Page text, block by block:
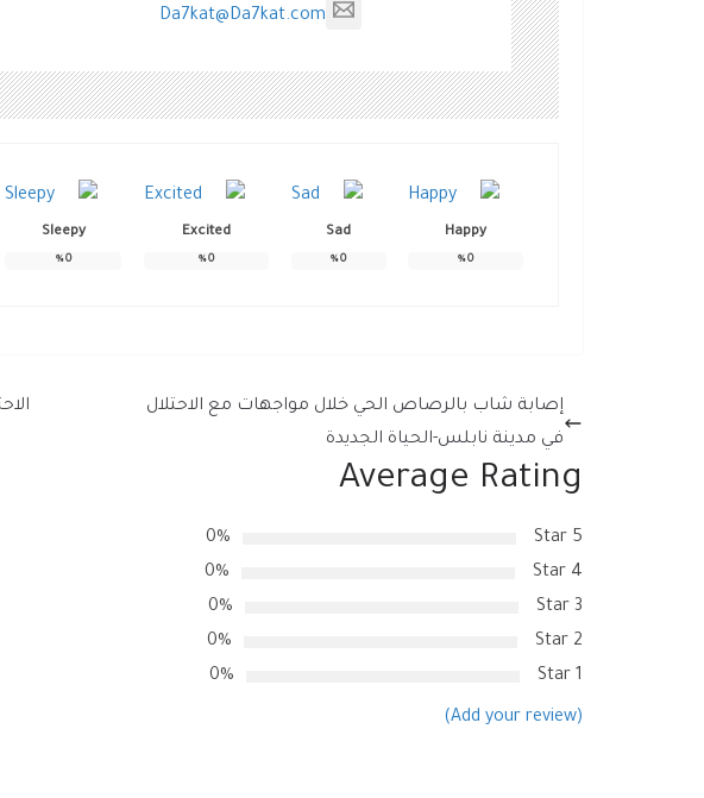
Da7kat@Da7kat.com
Happy
0
%
Sad
0
%
Excited
0
%
Sleepy
0
%
إصابة شاب بالرصاص الحي خلال مواجهات مع الاحتلال
في مدينة نابلس-الحياة الجديدة
Average Rating
5 Star
0%
4 Star
0%
3 Star
0%
2 Star
0%
1 Star
0%
(Add your review)